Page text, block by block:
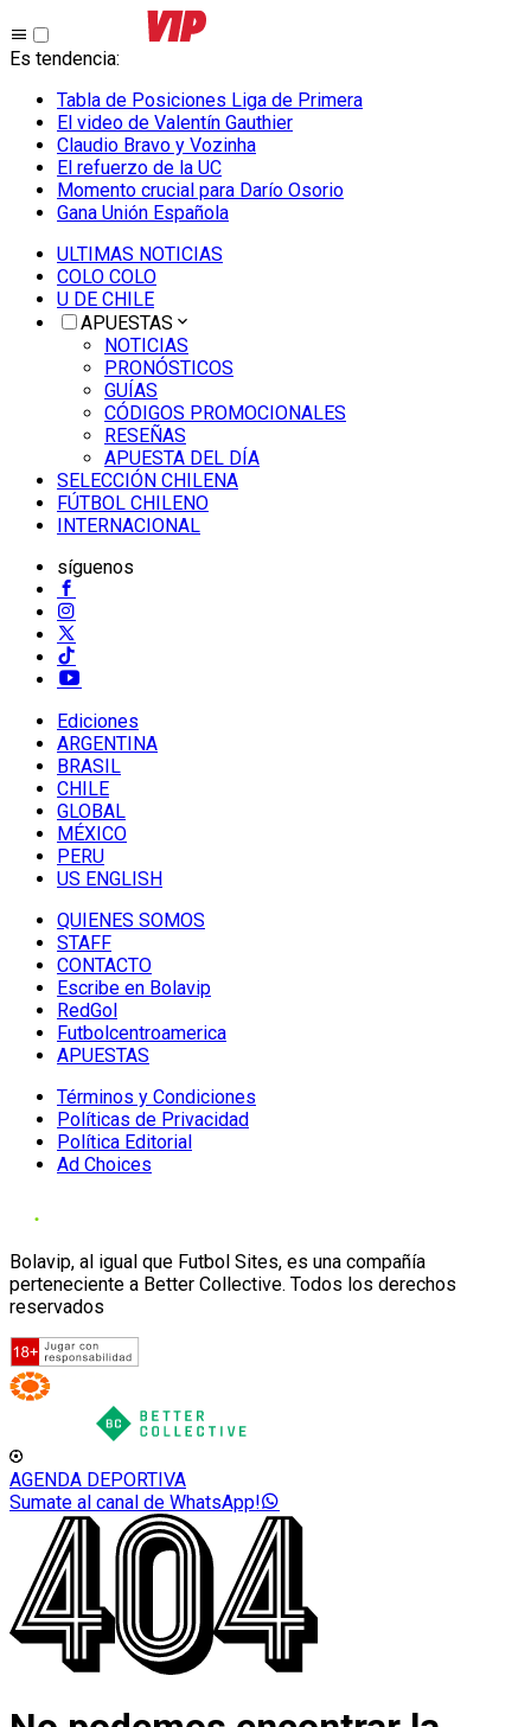
Es tendencia:
Tabla de Posiciones Liga de Primera
El video de Valentín Gauthier
Claudio Bravo y Vozinha
El refuerzo de la UC
Momento crucial para Darío Osorio
Gana Unión Española
ULTIMAS NOTICIAS
COLO COLO
U DE CHILE
APUESTAS
NOTICIAS
PRONÓSTICOS
GUÍAS
CÓDIGOS PROMOCIONALES
RESEÑAS
APUESTA DEL DÍA
SELECCIÓN CHILENA
FÚTBOL CHILENO
INTERNACIONAL
síguenos
Ediciones
ARGENTINA
BRASIL
CHILE
GLOBAL
MÉXICO
PERU
US ENGLISH
QUIENES SOMOS
STAFF
CONTACTO
Escribe en Bolavip
RedGol
Futbolcentroamerica
APUESTAS
Términos y Condiciones
Políticas de Privacidad
Política Editorial
Ad Choices
Bolavip, al igual que Futbol Sites, es una compañía
perteneciente a Better Collective. Todos los derechos
reservados
AGENDA DEPORTIVA
Sumate al canal de WhatsApp!